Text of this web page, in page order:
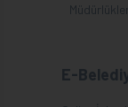
Müdürlükler
E-